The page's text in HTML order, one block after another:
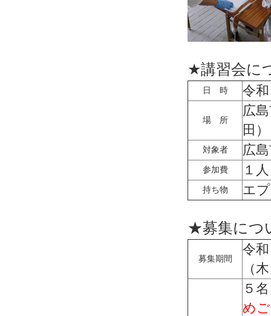
★講習会に
日 時 令
場 所
広
田）
対象者 広
参加費 １
持ち物 エ
★募集につ
募集期間
令
（
５名
め